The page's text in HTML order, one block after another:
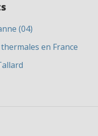
(04)
en France